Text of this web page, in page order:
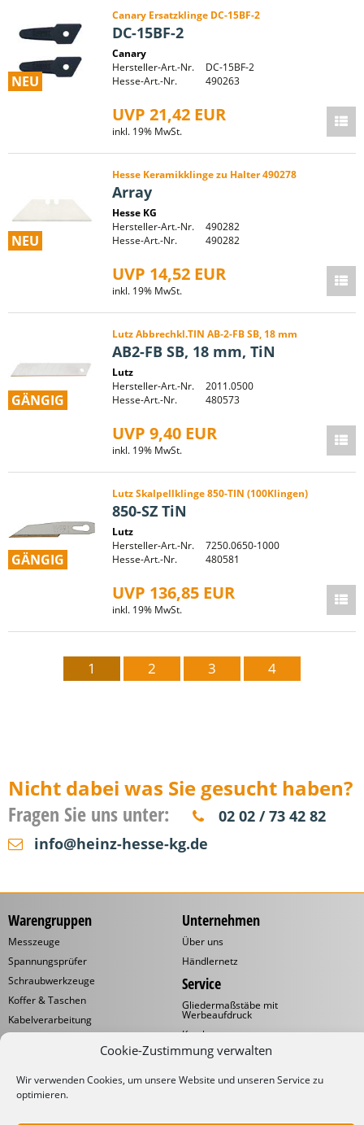
Cookie-Zustimmung verwalten
Wir verwenden Cookies, um unsere Website und unseren Service zu
optimieren.
NEU
Canary Ersatzklinge DC-15BF-2
DC-15BF-2
Canary
Hersteller-Art.-Nr.
DC-15BF-2
Hesse-Art.-Nr.
490263
UVP 21,42 EUR
inkl. 19% MwSt.
NEU
Hesse Keramikklinge zu Halter 490278
Array
Hesse KG
Hersteller-Art.-Nr.
490282
Hesse-Art.-Nr.
490282
UVP 14,52 EUR
inkl. 19% MwSt.
GÄNGIG
Lutz Abbrechkl.TIN AB-2-FB SB, 18 mm
AB2-FB SB, 18 mm, TiN
Lutz
Hersteller-Art.-Nr.
2011.0500
Hesse-Art.-Nr.
480573
UVP 9,40 EUR
inkl. 19% MwSt.
GÄNGIG
Lutz Skalpellklinge 850-TIN (100Klingen)
850-SZ TiN
Lutz
Hersteller-Art.-Nr.
7250.0650-1000
Hesse-Art.-Nr.
480581
UVP 136,85 EUR
inkl. 19% MwSt.
1 2 3 4
Nicht dabei was Sie gesucht haben?
Fragen Sie uns unter:
02 02 / 73 42 82
info@heinz-hesse-kg.de
Warengruppen
Messzeuge
Spannungsprüfer
Schraubwerkzeuge
Koffer & Taschen
Kabelverarbeitung
Industrielampen
Werkstattbedarf
Unternehmen
Über uns
Händlernetz
Service
Gliedermaßstäbe mit
Werbeaufdruck
Katalog
Downloads
Informationen